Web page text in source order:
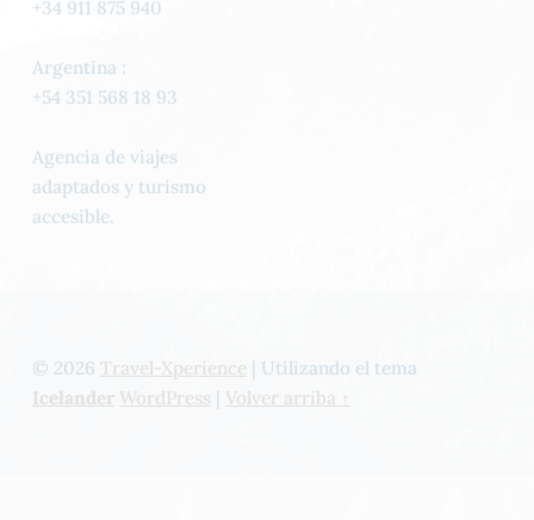
+34 911 875 940
Argentina :
+54 351 568 18 93
Agencia de viajes
adaptados y turismo
accesible.
© 2026 Travel-Xperience | Utilizando el tema
Icelander WordPress | Volver arriba ↑